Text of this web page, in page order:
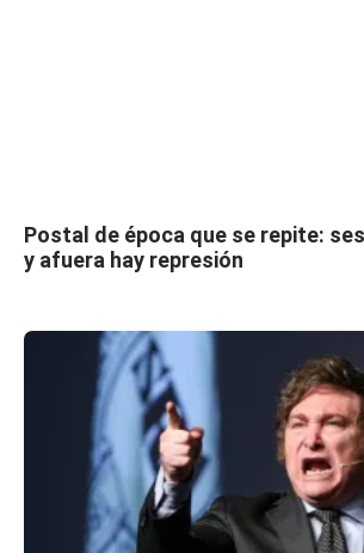
Postal de época que se repite:
y afuera hay represión